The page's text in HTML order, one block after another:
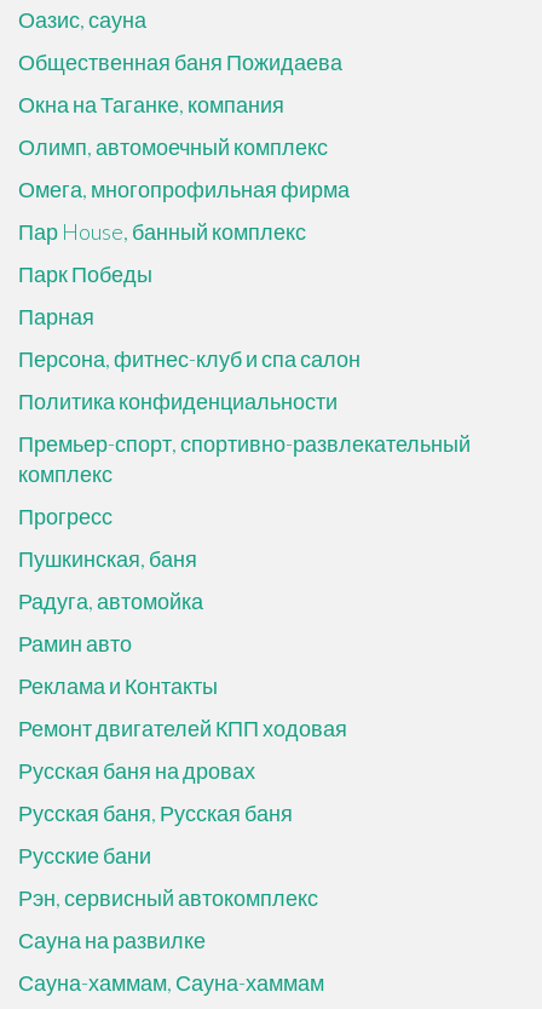
Оазис, сауна
Общественная баня Пожидаева
Окна на Таганке, компания
Олимп, автомоечный комплекс
Омега, многопрофильная фирма
Пар House, банный комплекс
Парк Победы
Парная
Персона, фитнес-клуб и спа салон
Политика конфиденциальности
Премьер-спорт, спортивно-развлекательный
комплекс
Прогресс
Пушкинская, баня
Радуга, автомойка
Рамин авто
Реклама и Контакты
Ремонт двигателей КПП ходовая
Русская баня на дровах
Русская баня, Русская баня
Русские бани
Рэн, сервисный автокомплекс
Сауна на развилке
Сауна-хаммам, Сауна-хаммам